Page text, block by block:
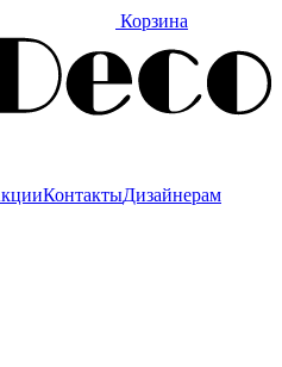
Корзина
КонтактыДизайнерам